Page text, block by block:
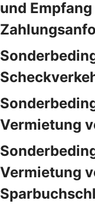
und
Vermietung
Vermietung